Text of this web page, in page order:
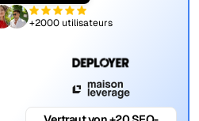
+2000 utilisateurs